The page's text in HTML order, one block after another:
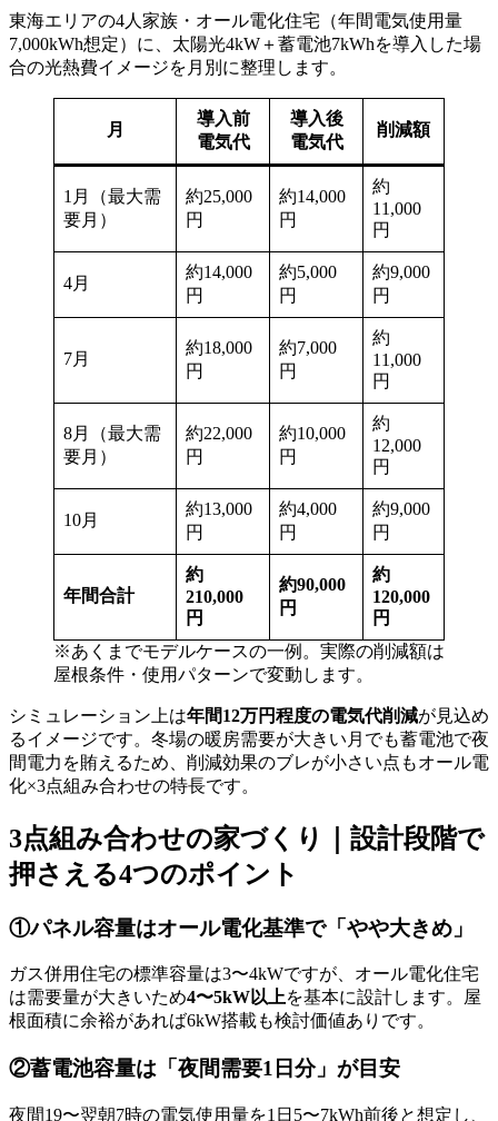
東海エリアの4人家族・オール電化住宅（年間電気使用量
7,000kWh想定）に、太陽光4kW＋蓄電池7kWhを導入した場
合の光熱費イメージを月別に整理します。
月
導入前
電気代
導入後
電気代
削減額
1月（最大需
要月）
約25,000
円
約14,000
円
約
11,000
円
4月
約14,000
円
約5,000
円
約9,000
円
7月
約18,000
円
約7,000
円
約
11,000
円
8月（最大需
要月）
約22,000
円
約10,000
円
約
12,000
円
10月
約13,000
円
約4,000
円
約9,000
円
年間合計
約
210,000
円
約90,000
円
約
120,000
円
※あくまでモデルケースの一例。実際の削減額は
屋根条件・使用パターンで変動します。
シミュレーション上は年間12万円程度の電気代削減が見込め
るイメージです。冬場の暖房需要が大きい月でも蓄電池で夜
間電力を賄えるため、削減効果のブレが小さい点もオール電
化×3点組み合わせの特長です。
3点組み合わせの家づくり｜設計段階で
押さえる4つのポイント
①パネル容量はオール電化基準で「やや大きめ」
ガス併用住宅の標準容量は3〜4kWですが、オール電化住宅
は需要量が大きいため4〜5kW以上を基本に設計します。屋
根面積に余裕があれば6kW搭載も検討価値ありです。
②蓄電池容量は「夜間需要1日分」が目安
夜間19〜翌朝7時の電気使用量を1日5〜7kWh前後と想定し、